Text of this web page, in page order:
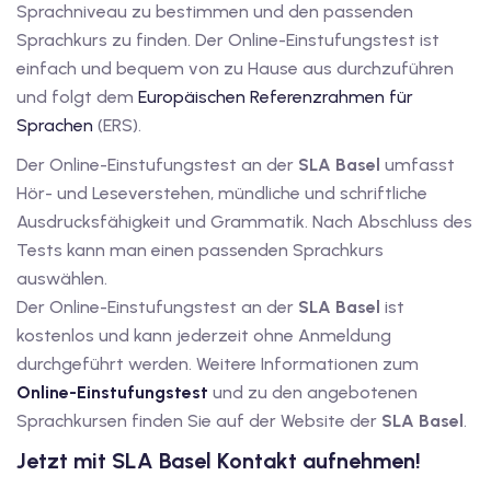
Sprachniveau zu bestimmen und den passenden
Sprachkurs zu finden. Der Online-Einstufungstest ist
einfach und bequem von zu Hause aus durchzuführen
und folgt dem Europäischen Referenzrahmen für
Sprachen (ERS).
Der Online-Einstufungstest an der SLA Basel umfasst
Hör- und Leseverstehen, mündliche und schriftliche
Ausdrucksfähigkeit und Grammatik. Nach Abschluss des
Tests kann man einen passenden Sprachkurs
auswählen.
Der Online-Einstufungstest an der SLA Basel ist
kostenlos und kann jederzeit ohne Anmeldung
durchgeführt werden. Weitere Informationen zum
Online-Einstufungstest und zu den angebotenen
Sprachkursen finden Sie auf der Website der SLA Basel .
Jetzt mit SLA Basel Kontakt aufnehmen!